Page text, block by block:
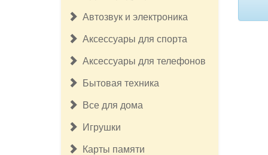
Автозвук и электроника
Аксессуары для спорта
Аксессуары для телефонов
Бытовая техника
Все для дома
Игрушки
Карты памяти